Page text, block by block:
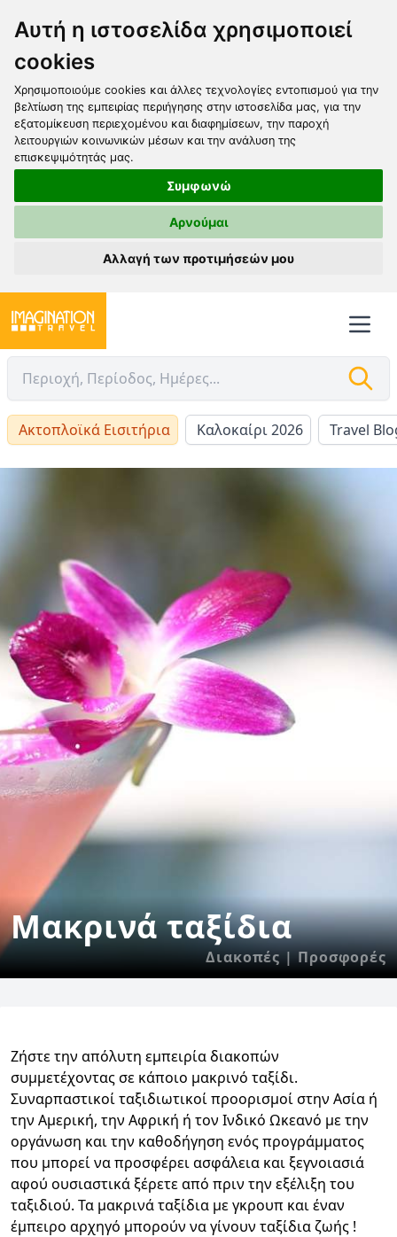
Αυτή η ιστοσελίδα χρησιμοποιεί
cookies
Χρησιμοποιούμε cookies και άλλες τεχνολογίες εντοπισμού για την
βελτίωση της εμπειρίας περιήγησης στην ιστοσελίδα μας, για την
εξατομίκευση περιεχομένου και διαφημίσεων, την παροχή
λειτουργιών κοινωνικών μέσων και την ανάλυση της
επισκεψιμότητάς μας.
Συμφωνώ
Αρνούμαι
Αλλαγή των προτιμήσεών μου
Ακτοπλοϊκά Εισιτήρια Καλοκαίρι 2026 Travel
Μακρινά ταξίδια
Διακοπές | Προσφορές
Ζήστε την απόλυτη εμπειρία διακοπών
συμμετέχοντας σε κάποιο μακρινό ταξίδι.
Συναρπαστικοί ταξιδιωτικοί προορισμοί στην Ασία ή
την Αμερική, την Αφρική ή τον Ινδικό Ωκεανό με την
οργάνωση και την καθοδήγηση ενός προγράμματος
που μπορεί να προσφέρει ασφάλεια και ξεγνοιασιά
αφού ουσιαστικά ξέρετε από πριν την εξέλιξη του
ταξιδιού. Τα μακρινά ταξίδια με γκρουπ και έναν
έμπειρο αρχηγό μπορούν να γίνουν ταξίδια ζωής !